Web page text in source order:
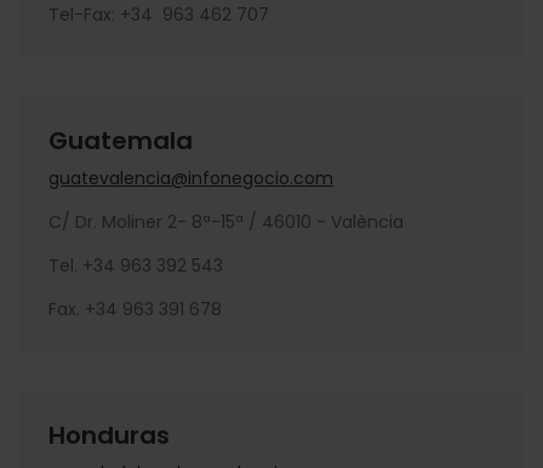
Tel-Fax: +34 963 462 707
Guatemala
guatevalencia@infonegocio.com
C/ Dr. Moliner 2- 8ª-15ª / 46010 - València
Tel. +34 963 392 543
Fax. +34 963 391 678
Honduras